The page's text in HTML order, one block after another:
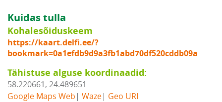
Kuidas tulla
Kohalesõiduskeem
https://kaart.delfi.ee/?
bookmark=0a1efdb9d9a3fb1abd70df520cddb09a
Tähistuse alguse koordinaadid:
58.220661, 24.489651
Google Maps Web | Waze| Geo URI